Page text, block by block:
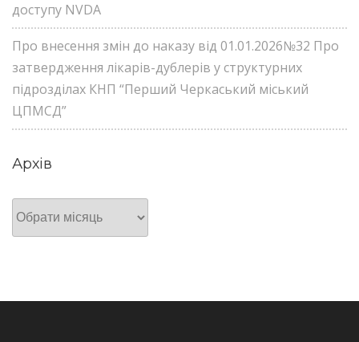
доступу NVDA
Про внесення змін до наказу від 01.01.2026№32 Про
затвердження лікарів-дублерів у структурних
підрозділах КНП “Перший Черкаський міський
ЦПМСД”
Архів
Архів